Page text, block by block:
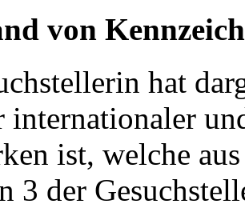
von
hat
internationaler
ist, welche
3 der